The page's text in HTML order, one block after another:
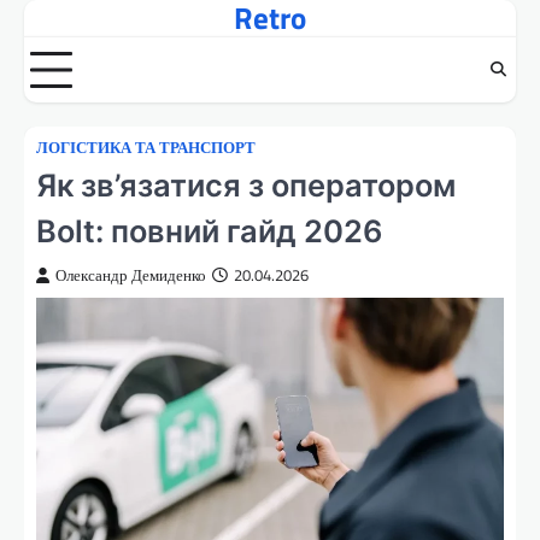
вмісту
Retro
ЛОГІСТИКА ТА ТРАНСПОРТ
Як зв’язатися з оператором
Bolt: повний гайд 2026
Олександр Демиденко 20.04.2026